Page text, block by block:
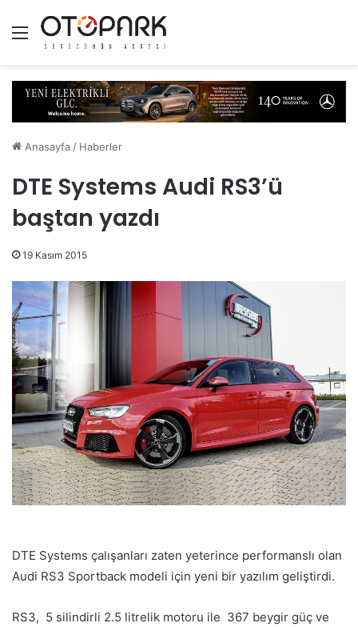
Menü
Anasayfa / Haberler
DTE Systems Audi RS3’ü
baştan yazdı
19 Kasım 2015
DTE Systems çalışanları zaten yeterince performanslı olan
Audi RS3 Sportback modeli için yeni bir yazılım geliştirdi.
RS3, 5 silindirli 2.5 litrelik motoru ile 367 beygir güç ve